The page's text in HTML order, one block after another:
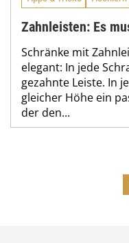
Zahnleisten: Es
Schränke mit
elegant: In jede
gezahnte Leiste. In
gleicher Höhe ein
der den...